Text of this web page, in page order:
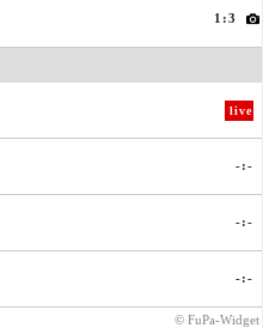
1:3
live
-:-
-:-
-:-
© FuPa-Widget